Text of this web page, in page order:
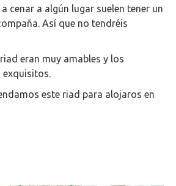
cenar a algún lugar suelen tener un
Así que no tendréis
eran muy amables y los
exquisitos.
este riad para alojaros en